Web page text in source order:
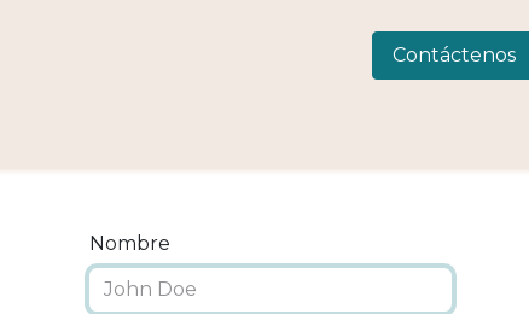
Eventos
Contáctenos
Nombre